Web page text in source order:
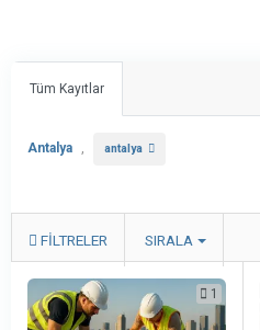
Tüm Kayıtlar
Antalya , antalya
FILTRELER SIRALA
1